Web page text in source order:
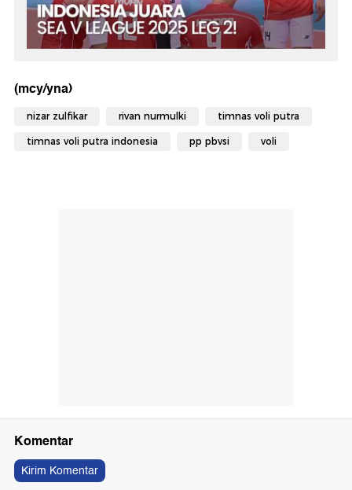
(mcy/yna)
nizar zulfikar rivan nurmulki timnas voli putra
timnas voli putra indonesia pp pbvsi voli
Komentar
Kirim Komentar